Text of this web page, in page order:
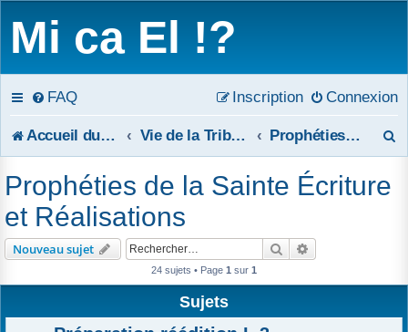
Mi ca El !?
FAQ Connexion
Inscription
Accueil du forum Vie de la Tribune Prophéties de la Sainte Écriture et Réalisations
Prophéties de la Sainte Écriture
et Réalisations
Nouveau sujet Rechercher
24 sujets • Page 1 sur 1
Sujets